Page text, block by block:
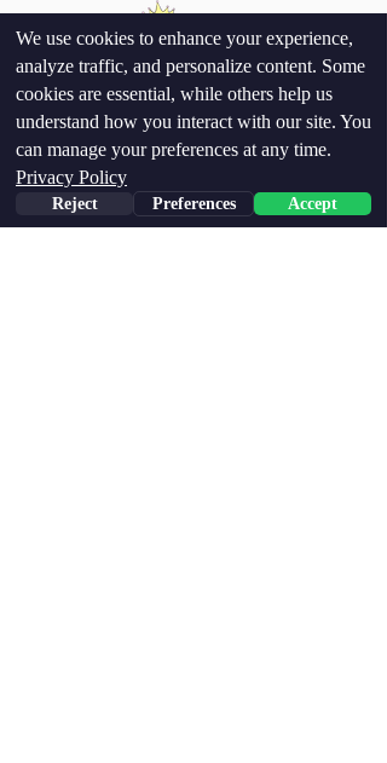
VIP
PREMIA
We use cookies to enhance your experience,
analyze traffic, and personalize content. Some
cookies are essential, while others help us
understand how you interact with our site. You
can manage your preferences at any time.
Privacy Policy
Reject Preferences Accept